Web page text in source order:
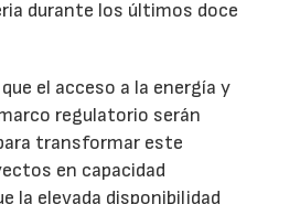
durante los últimos doce
el acceso a la energía y
regulatorio serán
transformar este
en capacidad
la elevada disponibilidad